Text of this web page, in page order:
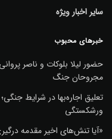
سایر اخبار ویژه
خبرهای محبوب
حضور لیلا بلوکات و ناصر
مجروحان جنگ
تعلیق اجاره‌بها در شرایط
ورشکستگی
«آیا تنش‌های اخیر مقدمه